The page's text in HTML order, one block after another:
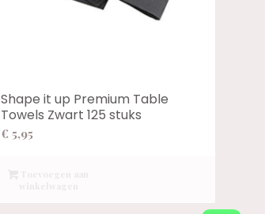
Shape it up Premium Table
Towels Zwart 125 stuks
€ 5,95